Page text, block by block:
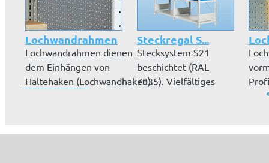
Lochwandrahmen
Lochwandrahmen dienen
dem Einhängen von
Haltehaken (Lochwandhaken)....
Steckregal S...
Stecksystem S21
beschichtet (RAL
7035). Vielfältiges